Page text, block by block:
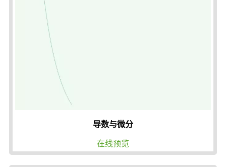
导数与微分
在线预览